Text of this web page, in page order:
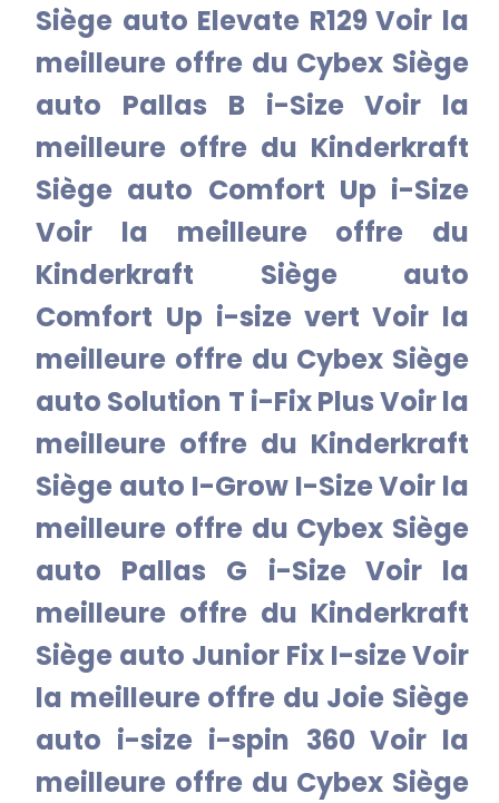
Siège auto Elevate R129 Voir la
meilleure offre du Cybex Siège
auto Pallas B i-Size Voir la
meilleure offre du Kinderkraft
Siège auto Comfort Up i-Size
Voir la meilleure offre du
Kinderkraft Siège auto
Comfort Up i-size vert Voir la
meilleure offre du Cybex Siège
auto Solution T i-Fix PlusVoir la
meilleure offre du Kinderkraft
Siège auto I-Grow I-SizeVoir la
meilleure offre du Cybex Siège
auto Pallas G i-Size Voir la
meilleure offre du Kinderkraft
Siège auto Junior Fix I-sizeVoir
la meilleure offre du Joie Siège
auto i-size i-spin 360 Voir la
meilleure offre du Cybex Siège